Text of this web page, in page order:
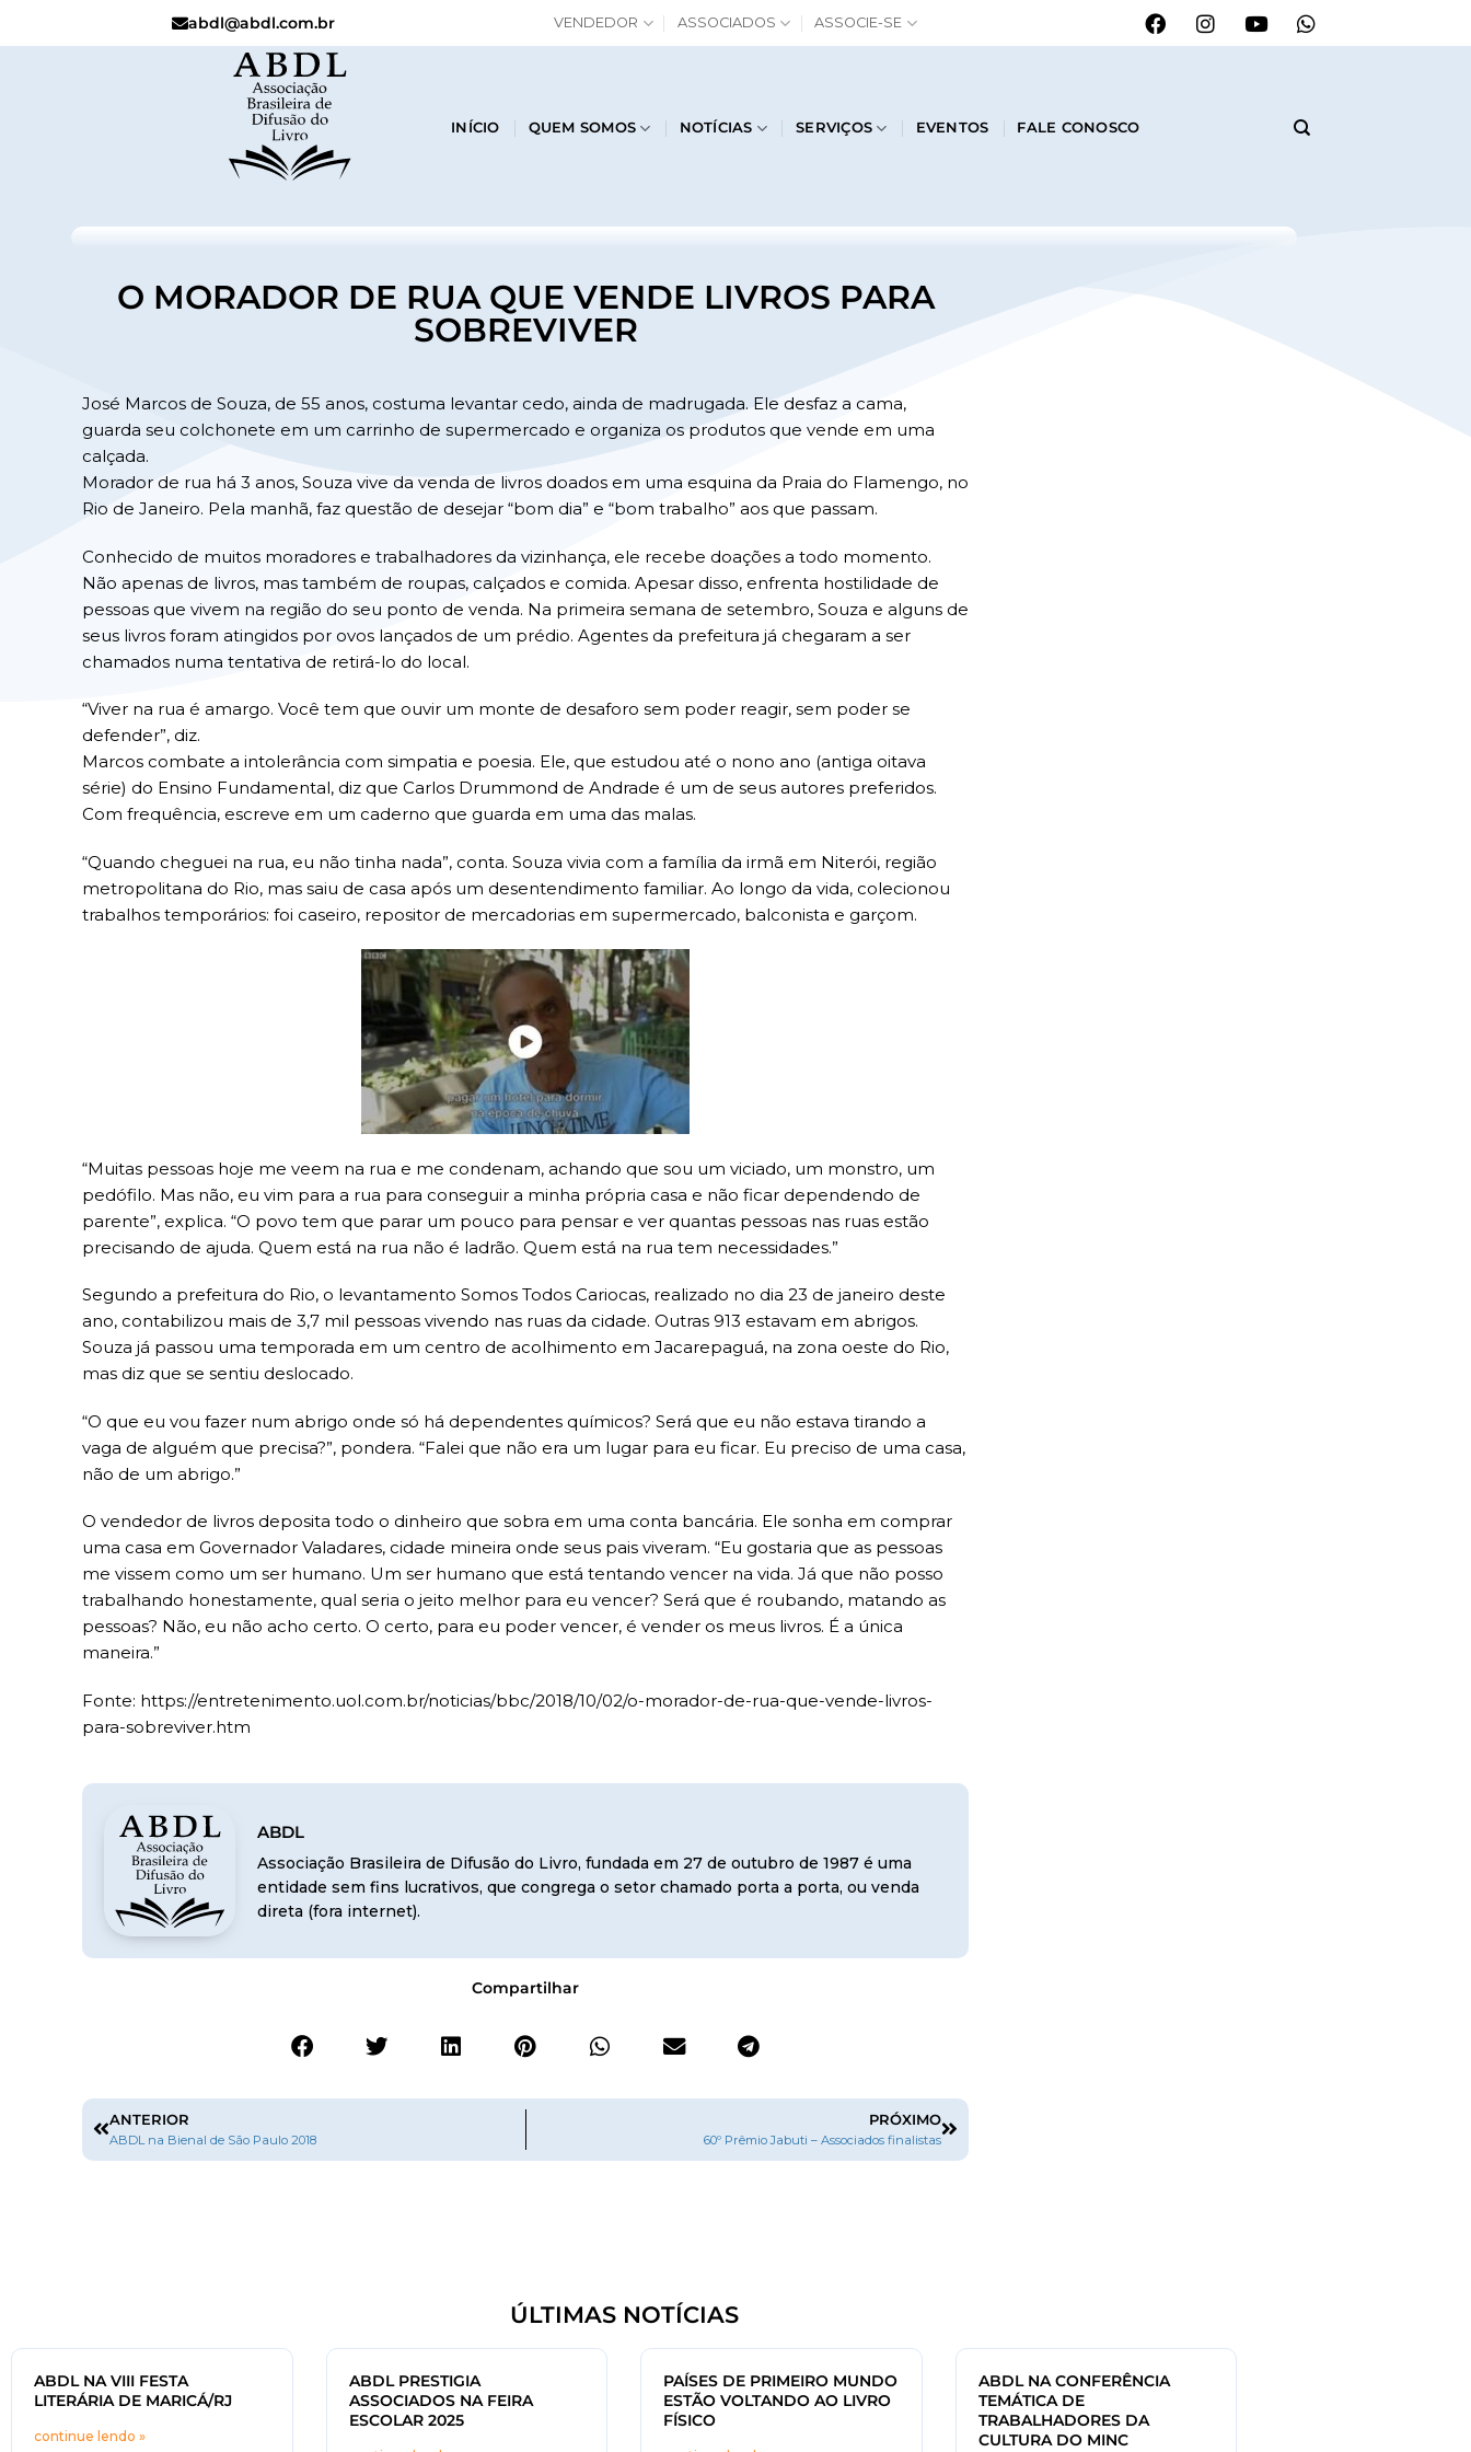
abdl@abdl.com.br VENDEDOR ASSOCIADOS ASSOCIE-SE
INÍCIO QUEM SOMOS NOTÍCIAS SERVIÇOS EVENTOS FALE CONOSCO
O MORADOR DE RUA QUE VENDE LIVROS PARA
SOBREVIVER
José Marcos de Souza, de 55 anos, costuma levantar cedo, ainda de madrugada. Ele desfaz a cama,
guarda seu colchonete em um carrinho de supermercado e organiza os produtos que vende em uma
calçada.
Morador de rua há 3 anos, Souza vive da venda de livros doados em uma esquina da Praia do Flamengo, no
Rio de Janeiro. Pela manhã, faz questão de desejar “bom dia” e “bom trabalho” aos que passam.
Conhecido de muitos moradores e trabalhadores da vizinhança, ele recebe doações a todo momento.
Não apenas de livros, mas também de roupas, calçados e comida. Apesar disso, enfrenta hostilidade de
pessoas que vivem na região do seu ponto de venda. Na primeira semana de setembro, Souza e alguns de
seus livros foram atingidos por ovos lançados de um prédio. Agentes da prefeitura já chegaram a ser
chamados numa tentativa de retirá-lo do local.
“Viver na rua é amargo. Você tem que ouvir um monte de desaforo sem poder reagir, sem poder se
defender”, diz.
Marcos combate a intolerância com simpatia e poesia. Ele, que estudou até o nono ano (antiga oitava
série) do Ensino Fundamental, diz que Carlos Drummond de Andrade é um de seus autores preferidos.
Com frequência, escreve em um caderno que guarda em uma das malas.
“Quando cheguei na rua, eu não tinha nada”, conta. Souza vivia com a família da irmã em Niterói, região
metropolitana do Rio, mas saiu de casa após um desentendimento familiar. Ao longo da vida, colecionou
trabalhos temporários: foi caseiro, repositor de mercadorias em supermercado, balconista e garçom.
“Muitas pessoas hoje me veem na rua e me condenam, achando que sou um viciado, um monstro, um
pedófilo. Mas não, eu vim para a rua para conseguir a minha própria casa e não ficar dependendo de
parente”, explica. “O povo tem que parar um pouco para pensar e ver quantas pessoas nas ruas estão
precisando de ajuda. Quem está na rua não é ladrão. Quem está na rua tem necessidades.”
Segundo a prefeitura do Rio, o levantamento Somos Todos Cariocas, realizado no dia 23 de janeiro deste
ano, contabilizou mais de 3,7 mil pessoas vivendo nas ruas da cidade. Outras 913 estavam em abrigos.
Souza já passou uma temporada em um centro de acolhimento em Jacarepaguá, na zona oeste do Rio,
mas diz que se sentiu deslocado.
“O que eu vou fazer num abrigo onde só há dependentes químicos? Será que eu não estava tirando a
vaga de alguém que precisa?”, pondera. “Falei que não era um lugar para eu ficar. Eu preciso de uma casa,
não de um abrigo.”
O vendedor de livros deposita todo o dinheiro que sobra em uma conta bancária. Ele sonha em comprar
uma casa em Governador Valadares, cidade mineira onde seus pais viveram. “Eu gostaria que as pessoas
me vissem como um ser humano. Um ser humano que está tentando vencer na vida. Já que não posso
trabalhando honestamente, qual seria o jeito melhor para eu vencer? Será que é roubando, matando as
pessoas? Não, eu não acho certo. O certo, para eu poder vencer, é vender os meus livros. É a única
maneira.”
Fonte: https://entretenimento.uol.com.br/noticias/bbc/2018/10/02/o-morador-de-rua-que-vende-livros-
para-sobreviver.htm
ABDL
Associação Brasileira de Difusão do Livro, fundada em 27 de outubro de 1987 é uma
entidade sem fins lucrativos, que congrega o setor chamado porta a porta, ou venda
direta (fora internet).
Compartilhar
ANTERIOR
ABDL na Bienal de São Paulo 2018
PRÓXIMO
60º Prêmio Jabuti – Associados finalistas
ÚLTIMAS NOTÍCIAS
ABDL NA VIII FESTA
LITERÁRIA DE MARICÁ/RJ
continue lendo »
ABDL PRESTIGIA
ASSOCIADOS NA FEIRA
ESCOLAR 2025
PAÍSES DE PRIMEIRO MUNDO
ESTÃO VOLTANDO AO LIVRO
FÍSICO
ABDL NA CONFERÊNCIA
TEMÁTICA DE
TRABALHADORES DA
CULTURA DO MINC